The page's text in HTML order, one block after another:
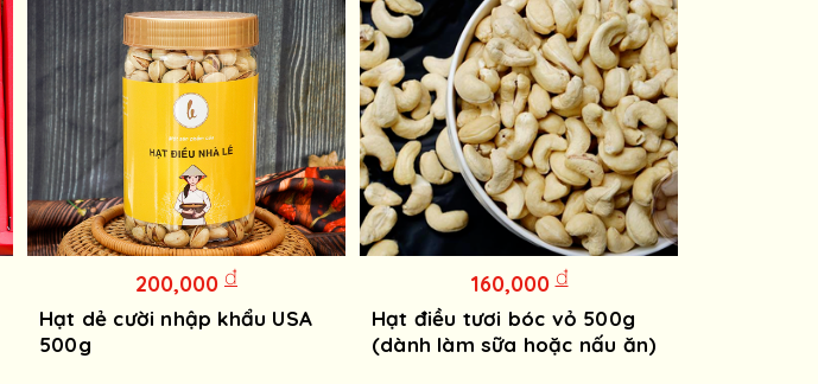
200,000 đ
Hạt dẻ cười nhập khẩu USA
500g
160,000 đ
Hạt điều tươi bóc vỏ 500g
(dành làm sữa hoặc nấu ăn)